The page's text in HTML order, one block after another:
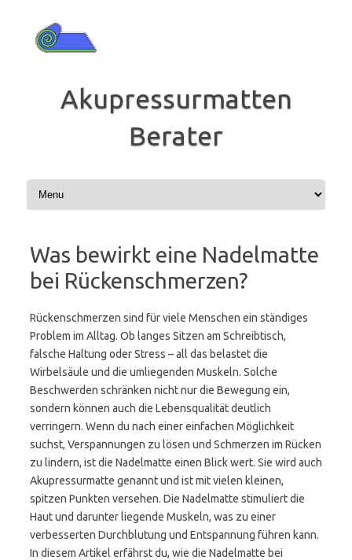
springen
Akupressurmatten
Berater
Was bewirkt eine Nadelmatte
bei Rückenschmerzen?
Rückenschmerzen sind für viele Menschen ein ständiges
Problem im Alltag. Ob langes Sitzen am Schreibtisch,
falsche Haltung oder Stress – all das belastet die
Wirbelsäule und die umliegenden Muskeln. Solche
Beschwerden schränken nicht nur die Bewegung ein,
sondern können auch die Lebensqualität deutlich
verringern. Wenn du nach einer einfachen Möglichkeit
suchst, Verspannungen zu lösen und Schmerzen im Rücken
zu lindern, ist die Nadelmatte einen Blick wert. Sie wird auch
Akupressurmatte genannt und ist mit vielen kleinen,
spitzen Punkten versehen. Die Nadelmatte stimuliert die
Haut und darunter liegende Muskeln, was zu einer
verbesserten Durchblutung und Entspannung führen kann.
In diesem Artikel erfährst du, wie die Nadelmatte bei